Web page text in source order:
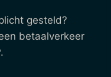
gesteld?
betaalverkeer